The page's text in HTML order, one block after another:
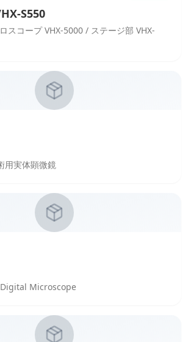
S550
スコープ VHX-5000 / ステージ部 VHX-
用実体顕微鏡
Microscope